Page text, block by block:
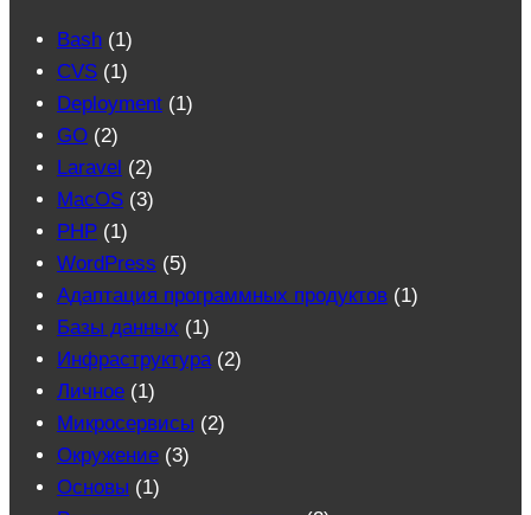
Bash (1)
CVS (1)
Deployment (1)
GO (2)
Laravel (2)
MacOS (3)
PHP (1)
WordPress (5)
Адаптация программных продуктов (1)
Базы данных (1)
Инфраструктура(2)
Личное (1)
Микросервисы (2)
Окружение (3)
Основы (1)